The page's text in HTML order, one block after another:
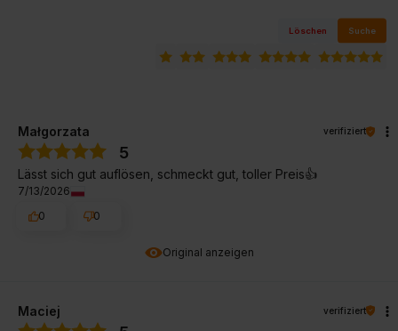
Löschen Suche
Original anzeigen
Małgorzata verifiziert
5
Lässt sich gut auflösen, schmeckt gut, toller Preis👍️
7/13/2026
0
0
Maciej verifiziert